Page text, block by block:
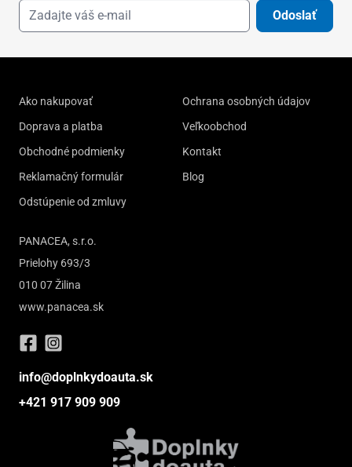
Odoslať
Ako nakupovať
Doprava a platba
Obchodné podmienky
Reklamačný formulár
Odstúpenie od zmluvy
Ochrana osobných údajov
Veľkoobchod
Kontakt
Blog
PANACEA, s.r.o.
Prielohy 693/3
010 07 Žilina
www.panacea.sk
info@doplnkydoauta.sk
+421 917 909 909